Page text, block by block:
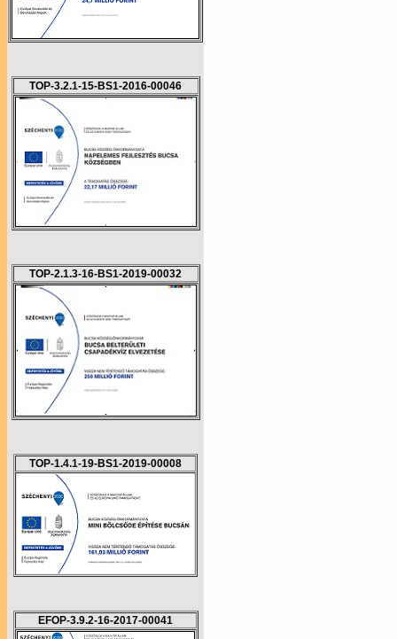
TOP-3.2.1-15-BS1-2016-00046
TOP-2.1.3-16-BS1-2019-00032
TOP-1.4.1-19-BS1-2019-00008
EFOP-3.9.2-16-2017-00041